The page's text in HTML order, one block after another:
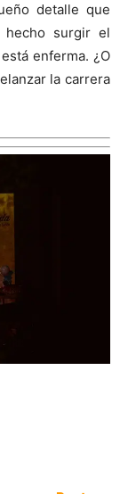
detalle que
hecho surgir el
enferma. ¿O
la carrera